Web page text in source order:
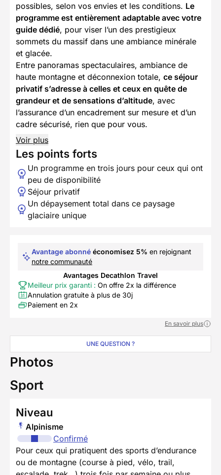
possibles, selon vos envies et les conditions. Le
programme est entièrement adaptable avec votre
guide dédié, pour viser l’un des prestigieux
sommets du massif dans une ambiance minérale
et glacée.
Entre panoramas spectaculaires, ambiance de
haute montagne et déconnexion totale, ce séjour
privatif s’adresse à celles et ceux en quête de
grandeur et de sensations d’altitude, avec
l’assurance d’un encadrement sur mesure et d’un
cadre sécurisé, rien que pour vous.
Voir plus
Les points forts
Un programme en trois jours pour ceux qui ont
peu de disponibilité
Séjour privatif
Un dépaysement total dans ce paysage
glaciaire unique
Avantage abonné économisez 5% en rejoignant
notre communauté
Avantages Decathlon Travel
Meilleur prix garanti : On offre 2x la différence
Annulation gratuite à plus de 30j
Paiement en 2x
En savoir plus
UNE QUESTION ?
Photos
Sport
Niveau
Alpinisme
Confirmé
Pour ceux qui pratiquent des sports d’endurance
ou de montagne (course à pied, vélo, trail,